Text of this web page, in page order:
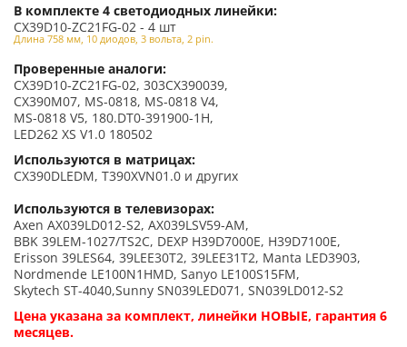
В комплекте 4 светодиодных линейки:
CX39D10-ZC21FG-02 - 4 шт
Длина 758 мм, 10 диодов, 3 вольта, 2 pin.
Проверенные аналоги:
CX39D10-ZC21FG-02, 303CX390039,
CX390M07, MS-0818, MS-0818 V4,
MS-0818 V5, 180.DT0-391900-1H,
LED262 XS V1.0 180502
Используются в матрицах:
CX390DLEDM, T390XVN01.0 и других
Используются в телевизорах:
Axen AX039LD012-S2, AX039LSV59-AM,
BBK 39LEM-1027/TS2C, DEXP H39D7000E, H39D7100E,
Erisson 39LES64, 39LEE30T2, 39LEE31T2, Manta LED3903,
Nordmende LE100N1HMD, Sanyo LE100S15FM,
Skytech ST-4040,Sunny SN039LED071, SN039LD012-S2
Цена указана за комплект, линейки НОВЫЕ, гарантия 6
месяцев.